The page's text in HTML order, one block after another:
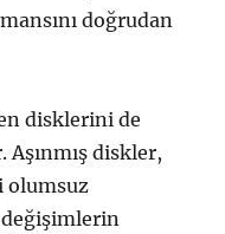
doğrudan
disklerini de
diskler,
olumsuz